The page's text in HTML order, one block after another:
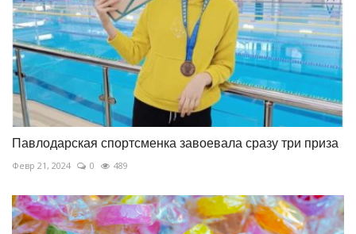
Павлодарская спортсменка завоевала сразу три приза
Февр 21, 2024 0 489